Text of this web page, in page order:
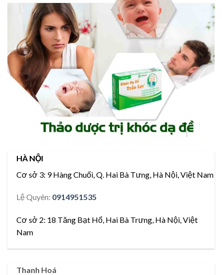
HÀ NỘI
Cơ sở 3: 9 Hàng Chuối, Q. Hai Bà Tưng, Hà Nội, Việt Nam
Lệ Quyên: 0914951535
Cơ sở 2: 18 Tăng Bạt Hổ, Hai Bà Trưng, Hà Nội, Việt
Nam
Thanh Hoá